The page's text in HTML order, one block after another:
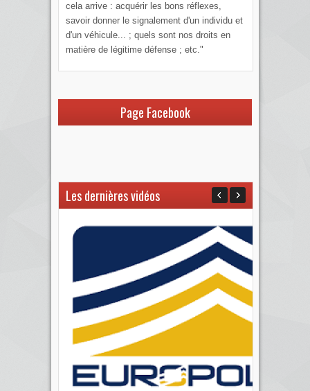
cela arrive : acquérir les bons réflexes,
savoir donner le signalement d'un individu et
d'un véhicule... ; quels sont nos droits en
matière de légitime défense ; etc."
Page Facebook
Les dernières vidéos